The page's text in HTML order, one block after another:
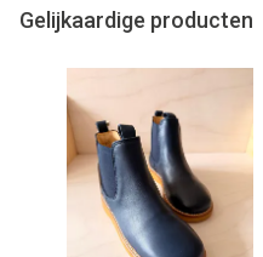
Gelijkaardige producten